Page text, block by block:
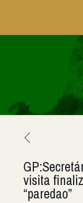
visita
“paredao”